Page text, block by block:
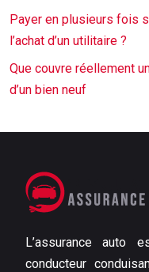
Payer en plusieurs fois
l’achat d’un utilitaire ?
Que couvre réellement
d’un bien neuf
L’assurance
conducteur